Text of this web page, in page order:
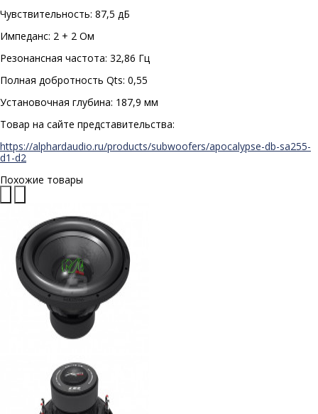
Чувствительность: 87,5 дБ
Импеданс: 2 + 2 Ом
Резонансная частота: 32,86 Гц
Полная добротность Qts: 0,55
Установочная глубина: 187,9 мм
Товар на сайте представительства:
https://alphardaudio.ru/products/subwoofers/apocalypse-db-sa255-
d1-d2
Похожие товары